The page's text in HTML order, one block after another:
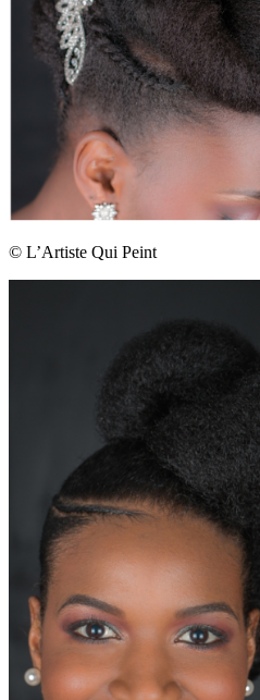
© L’Artiste Qui Peint